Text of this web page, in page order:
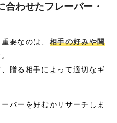
わせたフレーバー・
要なのは、 相手の好みや関
贈る相手によって適切なギ
バーを好むかリサーチしま